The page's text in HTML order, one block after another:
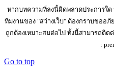
หากบทความที่ลงนี้ผิดพลาดประการใด
ทีมงานของ "สว่างเว็บ" ต้องกราบขออ
ถูกต้องเหมาะสมต่อไป ทั้งนี้สามารถติ
:
Go to top